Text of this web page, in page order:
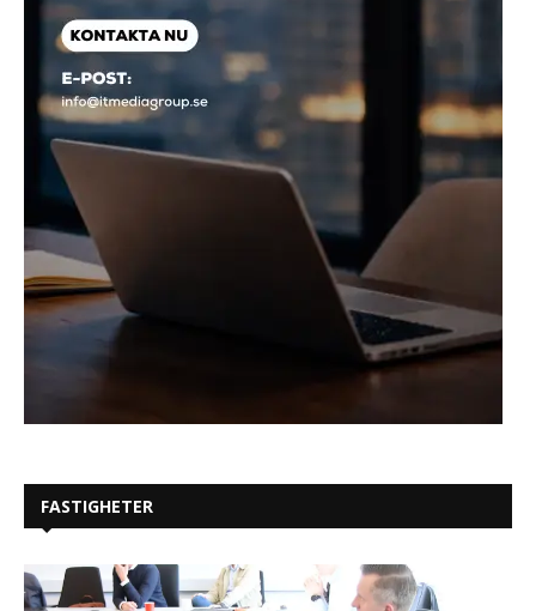
FASTIGHETER